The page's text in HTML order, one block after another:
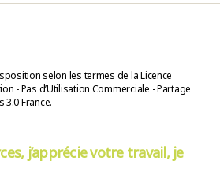
selon les termes de la Licence
- Pas d’Utilisation Commerciale - Partage
France.
j’apprécie votre travail, je